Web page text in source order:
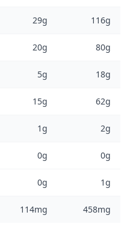
29g 116g
20g 80g
5g 18g
15g 62g
1g 2g
0g 0g
0g 1g
114mg 458mg